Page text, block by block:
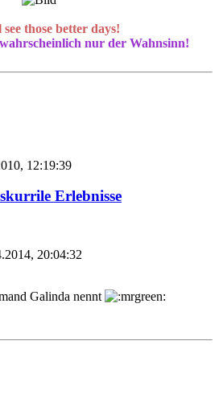
those better days!
nur der Wahnsinn!
12:19:39
Erlebnisse
20:04:32
Galinda nennt